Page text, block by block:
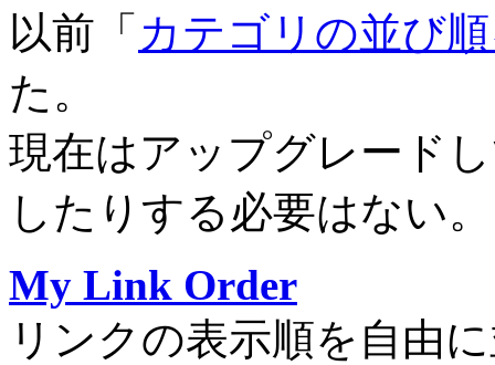
以前「 カテゴリの並び
た。
現在はアップグレード
したりする必要はない。
My Link Order
リンクの表示順を自由